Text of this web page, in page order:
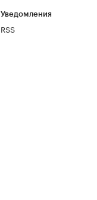
Уведомления
RSS